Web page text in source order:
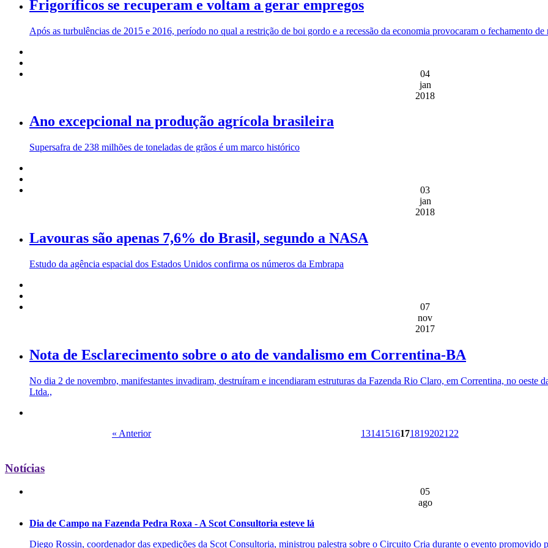
Frigoríficos se recuperam e voltam a gerar empregos
Após as turbulências de 2015 e 2016, período no qual a restrição de boi gordo e a recessão da economia provocaram o fechamento
04
jan
2018
Ano excepcional na produção agrícola brasileira
Supersafra de 238 milhões de toneladas de grãos é um marco histórico
03
jan
2018
Lavouras são apenas 7,6% do Brasil, segundo a NASA
Estudo da agência espacial dos Estados Unidos confirma os números da Embrapa
07
nov
2017
Nota de Esclarecimento sobre o ato de vandalismo em Correntina-BA
No dia 2 de novembro, manifestantes invadiram, destruíram e incendiaram estruturas da Fazenda Rio Claro, em Correntina, no oeste
Ltda.,
« Anterior 131415161718192021 22
Notícias
05
ago
Dia de Campo na Fazenda Pedra Roxa - A Scot Consultoria esteve lá
Diego Rossin, coordenador das expedições da Scot Consultoria, ministrou palestra sobre o Circuito Cria durante o evento promovido